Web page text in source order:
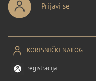
Prijavi se
KORISNIČKI NALOG
registracija